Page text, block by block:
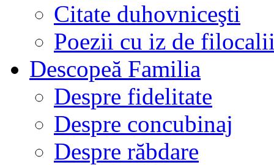
Citate duhovniceşti
Poezii cu iz de
Descopeă Familia
Despre fidelitate
Despre concubinaj
Despre răbdare